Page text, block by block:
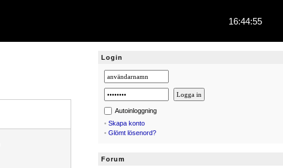
16:44:55
Login
Autoinloggning
• Skapa konto
• Glömt lösenord?
Forum